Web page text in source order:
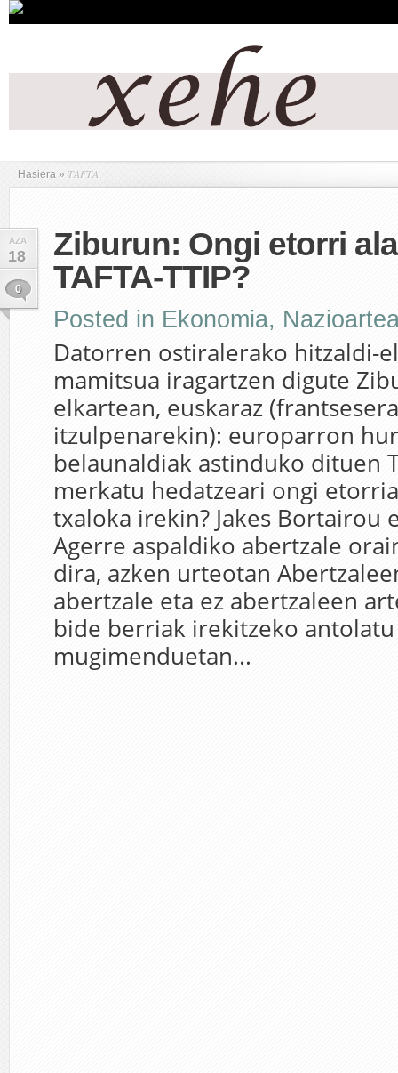
Hasiera » TAFTA
AZA
18
0
Ziburun: Ongi etorri
TAFTA-TTIP?
Posted in Ekonomia,
Datorren ostiralerako hitzaldi-
mamitsua iragartzen digute
elkartean, euskaraz
itzulpenarekin): europarron
belaunaldiak astinduko dituen
merkatu hedatzeari ongi
txaloka irekin? Jakes Bortairou
Agerre aspaldiko abertzale
dira, azken urteotan
abertzale eta ez abertzaleen
bide berriak irekitzeko
mugimenduetan...